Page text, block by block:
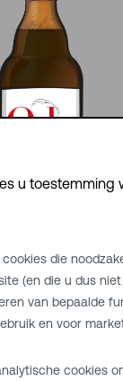
Contreras
FR
u toestemming
die
(en die u dus
van bepaalde
en voor
cookies